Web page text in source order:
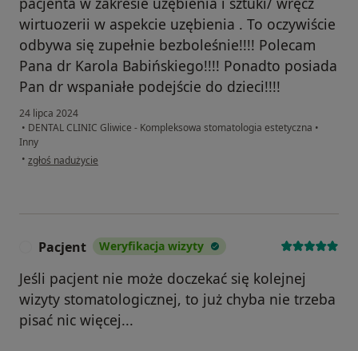
wirtuozerii w aspekcie uzębienia . To oczywiście
odbywa się zupełnie bezboleśnie!!!! Polecam
Pana dr Karola Babińskiego!!!! Ponadto posiada
Pan dr wspaniałe podejście do dzieci!!!!
24 lipca 2024
• DENTAL CLINIC Gliwice - Kompleksowa stomatologia estetyczna •
Inny
• w opinii użytkownika Mariola Markowska-Plebankiewicz
zgłoś nadużycie
Pacjent Weryfikacja wizyty
Jeśli pacjent nie może doczekać się kolejnej
wizyty stomatologicznej, to już chyba nie trzeba
pisać nic więcej...